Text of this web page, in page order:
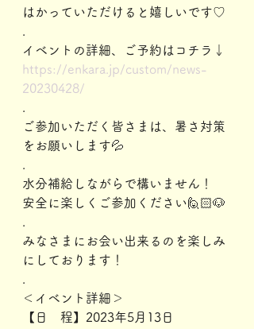
はかっていただけると嬉しいです♡
イベントの詳細、ご予約はコチラ↓
https://enkara.jp/custom/news-
20230428/
ご参加いただく皆さまは、暑さ対策
をお願いします💦
水分補給しながらで構いません！
安全に楽しくご参加ください🙋🏻🐶
みなさまにお会い出来るのを楽しみ
にしております！
＜イベント詳細＞
【日　程】2023年5月13日